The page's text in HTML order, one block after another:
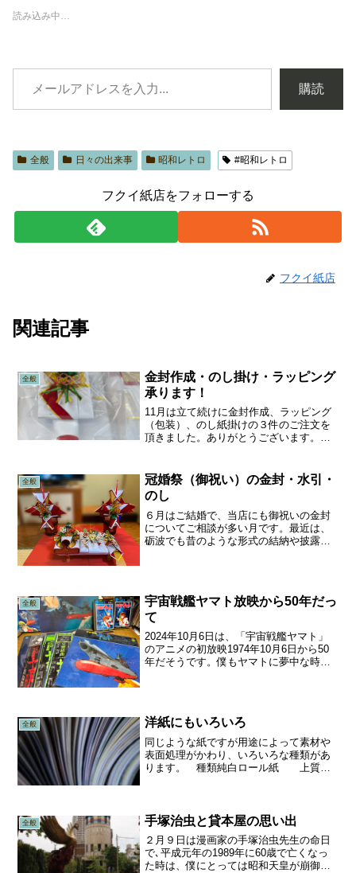
読み込み中…
購読
全般 日々の出来事 昭和レトロ #昭和レトロ
フクイ紙店をフォローする
フクイ紙店
関連記事
全般
金封作成・のし掛け・ラッピング
承ります！
11月は立て続けに金封作成、ラッピング
（包装）、のし紙掛けの３件のご注文を
頂きました。ありがとうございます。①
檀紙を折って作ります。一般の慶事では
蝶結び、結納・結婚では...
全般
冠婚祭（御祝い）の金封・水引・
のし
６月はご結婚で、当店にも御祝いの金封
についてご相談が多い月です。最近は、
砺波でも昔のような形式の結納や披露宴
お世話したときの結納...
全般
宇宙戦艦ヤマト放映から50年だっ
て
2024年10月6日は、「宇宙戦艦ヤマト」
のアニメの初放映1974年10月6日から50
年だそうです。僕もヤマトに夢中な時期
ニメの...
全般 洋紙にもいろいろ
同じような紙ですが用途によって素材や
表面処理がかわり、いろいろな種類があ
ります。 種類純白ロール紙 上質
が多い）針葉樹パルプ（未漂白...
全般 手塚治虫と貸本屋の思い出
２月９日は漫画家の手塚治虫先生の命日
で､平成元年の1989年に60歳で亡くなっ
た時は、僕にとっては昭和天皇が崩御さ